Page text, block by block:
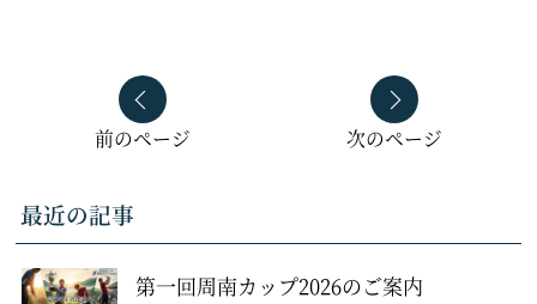
前のページ 次のページ
最近の記事
第一回周南カップ2026のご案内